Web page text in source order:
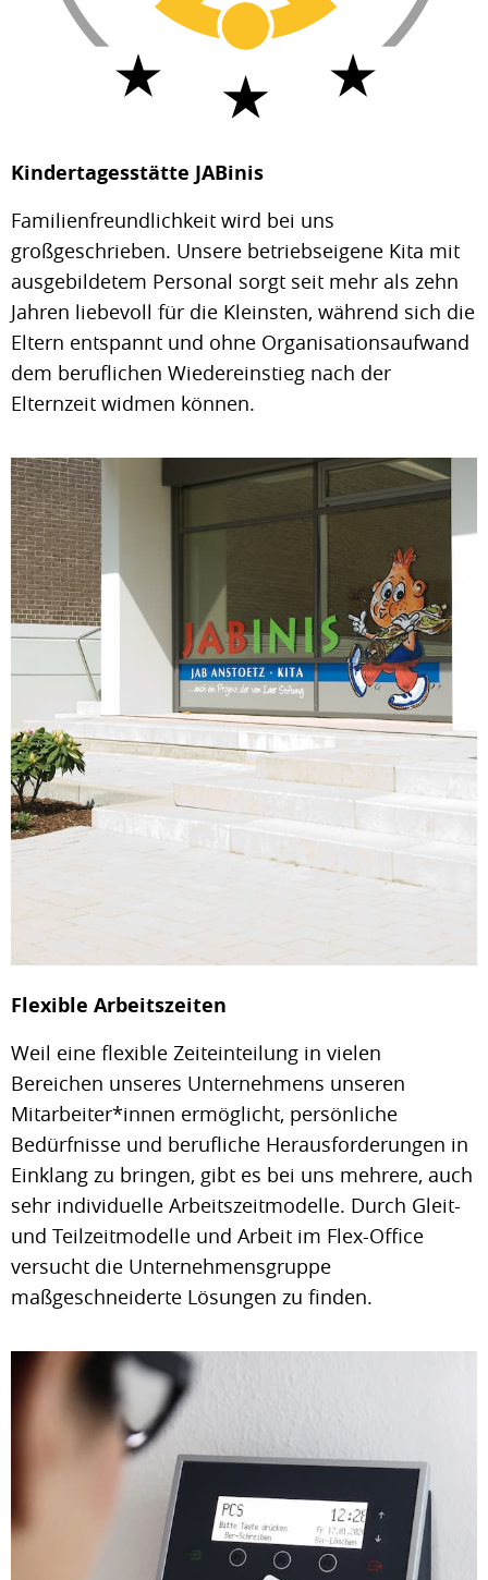
Kindertagesstätte JABinis
Familienfreundlichkeit wird bei uns
großgeschrieben. Unsere betriebseigene Kita mit
ausgebildetem Personal sorgt seit mehr als zehn
Jahren liebevoll für die Kleinsten, während sich die
Eltern entspannt und ohne Organisationsaufwand
dem beruflichen Wiedereinstieg nach der
Elternzeit widmen können.
Flexible Arbeitszeiten
Weil eine flexible Zeiteinteilung in vielen
Bereichen unseres Unternehmens unseren
Mitarbeiter*innen ermöglicht, persönliche
Bedürfnisse und berufliche Herausforderungen in
Einklang zu bringen, gibt es bei uns mehrere, auch
sehr individuelle Arbeitszeitmodelle. Durch Gleit-
und Teilzeitmodelle und Arbeit im Flex-Office
versucht die Unternehmensgruppe
maßgeschneiderte Lösungen zu finden.